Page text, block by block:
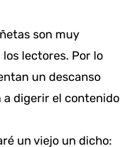
son muy
lectores. Por lo
un descanso
a digerir el contenido
un viejo un dicho: